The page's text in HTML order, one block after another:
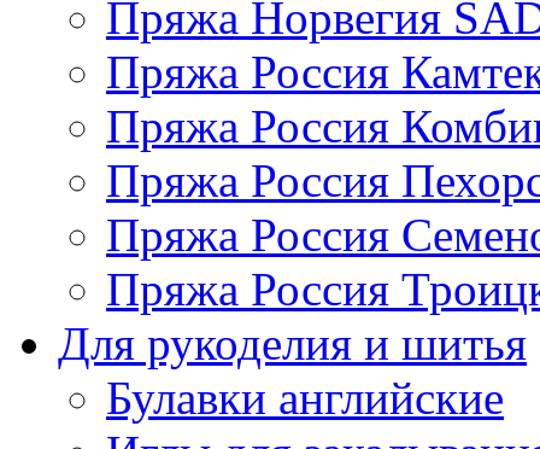
Пряжа Норвегия
Пряжа Россия
Пряжа Россия
Пряжа Россия
Пряжа Россия
Пряжа Россия
Для рукоделия и шитья
Булавки английские